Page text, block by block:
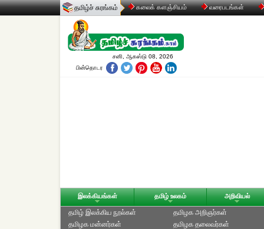
தமிழ்ச் சுரங்கம் கலைக் களஞ்சியம் வரைபடங்கள்
சனி, ஆகஸ்டு 08, 2026
பின்தொடர
இலக்கியங்கள் தமிழ் உலகம் அறிவியல்
தமிழ் இலக்கிய நூல்கள்
தமிழக மன்னர்கள்
தமிழக அறிஞர்கள்
தமிழக தலைவர்கள்